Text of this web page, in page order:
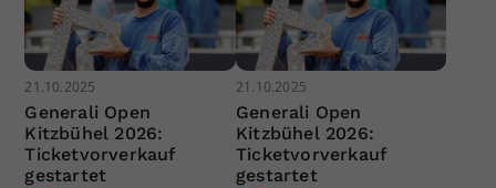
21.10.2025
Generali Open
Kitzbühel 2026:
Ticketvorverkauf
gestartet
21.10.2025
Generali Open
Kitzbühel 2026:
Ticketvorverkauf
gestartet